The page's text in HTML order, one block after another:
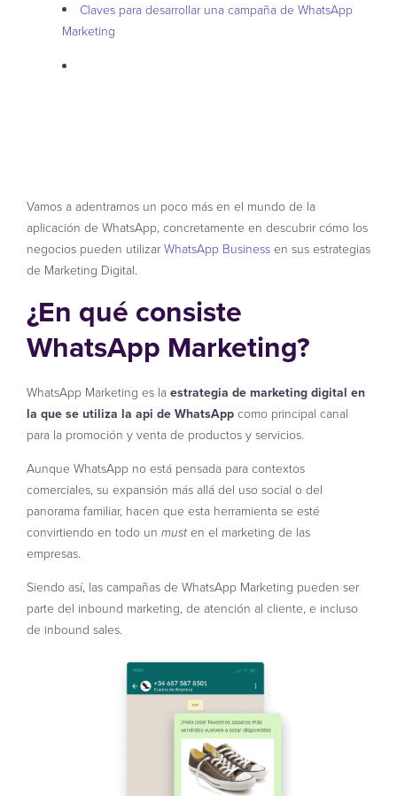
Claves para desarrollar una campaña de WhatsApp
Marketing
Vamos a adentrarnos un poco más en el mundo de la
aplicación de WhatsApp, concretamente en descubrir cómo los
negocios pueden utilizarWhatsApp Businessen sus estrategias
de Marketing Digital.
¿En qué consiste
WhatsApp Marketing?
WhatsApp Marketing es laestrategia de marketing digital en
la que se utiliza la api de WhatsAppcomo principal canal
para la promoción y venta de productos y servicios.
Aunque WhatsApp no está pensada para contextos
comerciales, su expansión más allá del uso social o del
panorama familiar, hacen que esta herramienta se esté
convirtiendo en todo un must en el marketing de las
empresas.
Siendo así, las campañas de WhatsApp Marketing pueden ser
parte del inbound marketing, de atención al cliente, e incluso
de inbound sales.